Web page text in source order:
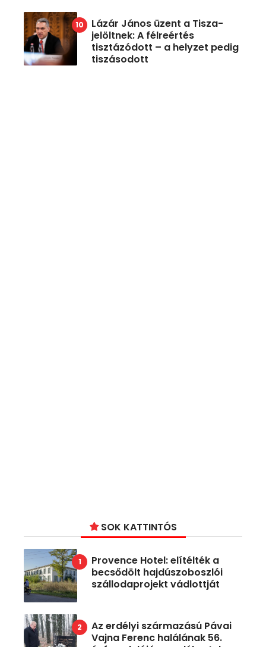
Lázár János üzent a Tisza-
jelöltnek: A félreértés
tisztázódott – a helyzet pedig
tiszásodott
SOK KATTINTÓS
Provence Hotel: elítélték a
becsődölt hajdúszoboszlói
szállodaprojekt vádlottját
Az erdélyi származású Pávai
Vajna Ferenc halálának 56.